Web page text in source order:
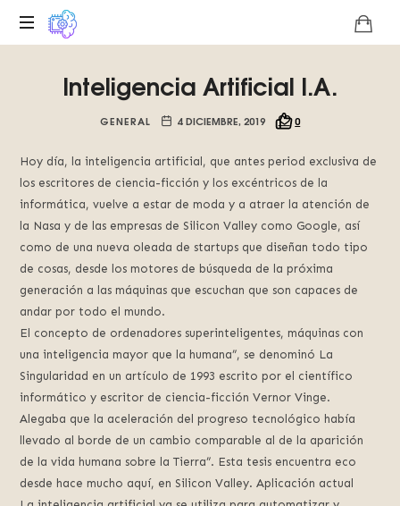
digital
sobre
tecnológica
del
Basilisco
Roko,
la
inteligencia
artificial
del
futuro.
Inteligencia Artificial I.A.
GENERAL 4 DICIEMBRE, 2019 0
Hoy día, la inteligencia artificial, que antes period exclusiva de
los escritores de ciencia-ficción y los excéntricos de la
informática, vuelve a estar de moda y a atraer la atención de
la Nasa y de las empresas de Silicon Valley como Google, así
como de una nueva oleada de startups que diseñan todo tipo
de cosas, desde los motores de búsqueda de la próxima
generación a las máquinas que escuchan que son capaces de
andar por todo el mundo.
El concepto de ordenadores superinteligentes, máquinas con
una inteligencia mayor que la humana”, se denominó La
Singularidad en un artículo de 1993 escrito por el científico
informático y escritor de ciencia-ficción Vernor Vinge.
Alegaba que la aceleración del progreso tecnológico había
llevado al borde de un cambio comparable al de la aparición
de la vida humana sobre la Tierra”. Esta tesis encuentra eco
desde hace mucho aquí, en Silicon Valley. Aplicación actual